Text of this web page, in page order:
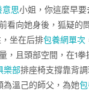
意思小姐，你這麼早要
看向她身後，狐疑的
坐在后排包養網單次
，且頭部空間，在1拳
樂部排座椅支撐靠背
為溫己的師父，為她